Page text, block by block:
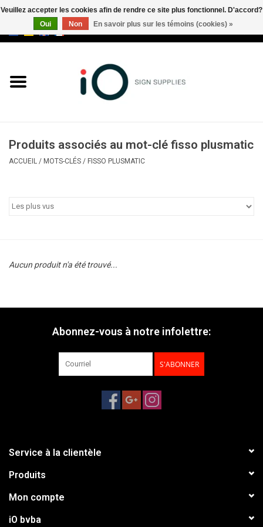
Marques
Appelez-nous au +32 3 353 67
Produits associés au mot-clé fisso plusmatic
ACCUEIL / MOTS-CLÉS / FISSO PLUSMATIC
Aucun produit n'a été trouvé...
Abonnez-vous à notre infolettre:
S'ABONNER
Service à la clientèle
Produits
Mon compte
iO bvba
Veuillez accepter les cookies afin de rendre ce site plus fonctionnel. D'accord?
Oui
Non En savoir plus sur les témoins (cookies) »